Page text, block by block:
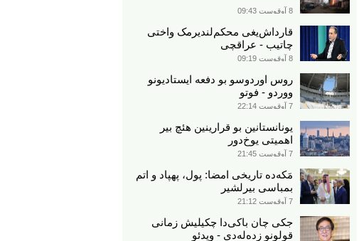
8 آوقوست 09:43
قارداش‌یغی محکم‌لندیرمک واختی
چاتیب - عراقچی
8 آوقوست 09:19
روس اوردوسو بو دفعه ایستادیونو
ووردو - فوتو
7 آوقوست 22:14
یونانستانین بو قرارینین هئچ بیر
اهمیتی یوخ‌دور
7 آوقوست 21:45
مَکه‌ده تاریخی امضا: پول، پهپاد و اتم
بمباسی بیرلشیر
7 آوقوست 21:12
جکی چان باکی‌دا چکیلیش زمانی
قولونو زده‌له‌دی - ویدئو